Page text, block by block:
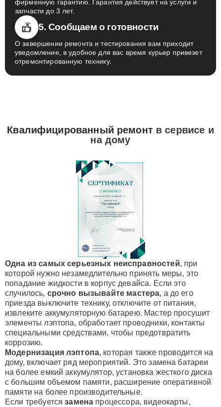
фирменную гарантию. Гарантия действует на услуги и
запчасти до 3 лет.
5. Сообщаем о готовности
О завершении ремонта и тестирования вам приходит
уведомление, в удобное для вас время курьер привезет
отремонтированную технику.
Квалифицированный ремонтв сервисе и
на дому
Одна из самых серьезных неисправностей, при
которой нужно незамедлительно принять меры, это
попадание жидкости в корпус девайса. Если это
случилось, срочно вызывайте мастера, а до его
приезда выключите технику, отключите от питания,
извлеките аккумуляторную батарею. Мастер просушит
элементы лэптопа, обработает проводники, контакты
специальными средствами, чтобы предотвратить
коррозию.
Модернизация лэптопа, которая также проводится на
дому, включает ряд мероприятий. Это замена батареи
на более емкий аккумулятор, установка жесткого диска
с большим объемом памяти, расширение оперативной
памяти на более производительные.
Если требуетсязамена процессора, видеокарты,